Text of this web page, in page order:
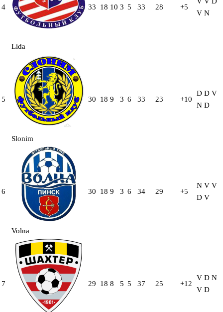
4
Lida
33 18 10 3 5 33 28 +5
V N
5
Slonim
30 18 9 3 6 33 23 +10
D D V
N D
6
Volna
30 18 9 3 6 34 29 +5
N V V
D V
7 29 18 8 5 5 37 25 +12
V D N
V D